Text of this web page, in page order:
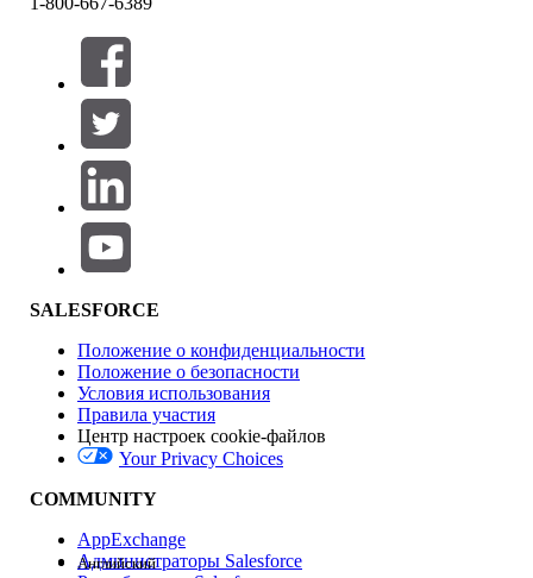
Фильтры (0)
ВЫБРАТЬ ФИЛЬТРЫ
Область продуктов
Влияние на функции
Версия
SALESFORCE
Положение о конфиденциальности
Положение о безопасности
Условия использования
Правила участия
Центр настроек cookie-файлов
Your Privacy Choices
COMMUNITY
AppExchange
Администраторы Salesforce
Английский